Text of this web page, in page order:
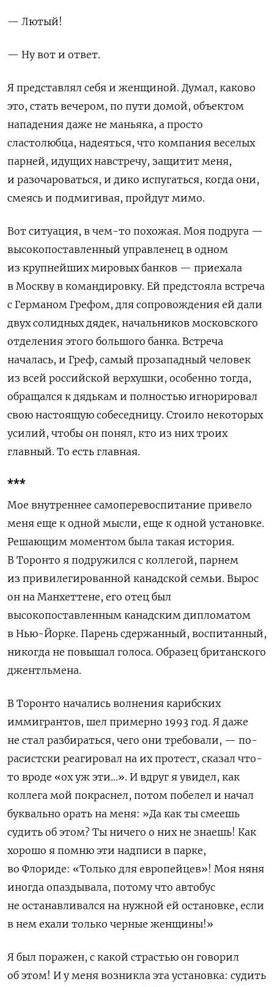
— Лютый!
— Ну вот и ответ.
Я представлял себя и женщиной. Думал, каково
это, стать вечером, по пути домой, объектом
нападения даже не маньяка, а просто
сластолюбца, надеяться, что компания веселых
парней, идущих навстречу, защитит меня,
и разочароваться, и дико испугаться, когда они,
смеясь и подмигивая, пройдут мимо.
Вот ситуация, в чем-то похожая. Моя подруга —
высокопоставленный управленец в одном
из крупнейших мировых банков — приехала
в Москву в командировку. Ей предстояла встреча
с Германом Грефом, для сопровождения ей дали
двух солидных дядек, начальников московского
отделения этого большого банка. Встреча
началась, и Греф, самый прозападный человек
из всей российской верхушки, особенно тогда,
обращался к дядькам и полностью игнорировал
свою настоящую собеседницу. Стоило некоторых
усилий, чтобы он понял, кто из них троих
главный. То есть главная.
***
Мое внутреннее самоперевоспитание привело
меня еще к одной мысли, еще к одной установке.
Решающим моментом была такая история.
В Торонто я подружился с коллегой, парнем
из привилегированной канадской семьи. Вырос
он на Манхеттене, его отец был
высокопоставленным канадским дипломатом
в Нью-Йорке. Парень сдержанный, воспитанный,
никогда не повышал голоса. Образец британского
джентльмена.
В Торонто начались волнения карибских
иммигрантов, шел примерно 1993 год. Я даже
не стал разбираться, чего они требовали, — по-
расистски реагировал на их протест, сказал что-
то вроде «ох уж эти…». И вдруг я увидел, как
коллега мой покраснел, потом побелел и начал
буквально орать на меня: »Да как ты смеешь
судить об этом? Ты ничего о них не знаешь! Как
хорошо я помню эти надписи в парке,
во Флориде: «Только для европейцев»! Моя няня
иногда опаздывала, потому что автобус
не останавливался на нужной ей остановке, если
в нем ехали только черные женщины!»
Я был поражен, с какой страстью он говорил
об этом! И у меня возникла эта установка: судить